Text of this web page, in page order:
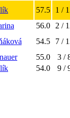
57.5
1 /
56.0
2 /
54.5
7 /
55.0
3 /
54.0 9 /